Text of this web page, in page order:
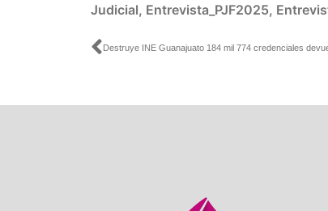
Judicial, Entrevista_PJF2025,
Ant